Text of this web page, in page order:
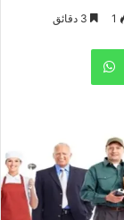
1
واتساب